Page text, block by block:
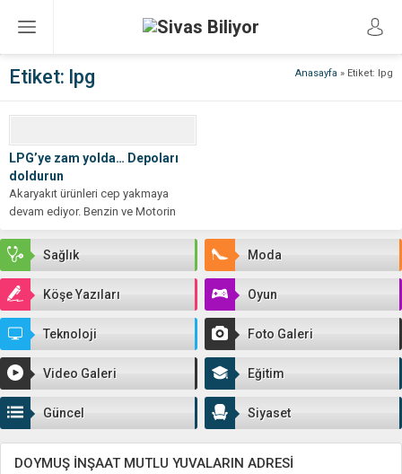
Anasayfa » Etiket: lpg
Etiket: lpg
LPG’ye zam yolda… Depoları
doldurun
Akaryakıt ürünleri cep yakmaya
devam ediyor. Benzin ve Motorin
fiyatlarının 40 tl yaklaşması LPG’yi
de...
Sağlık Moda
Köşe Yazıları Oyun
Teknoloji Foto Galeri
Video Galeri Eğitim
Güncel Siyaset
DOYMUŞ İNŞAAT MUTLU YUVALARIN ADRESİ